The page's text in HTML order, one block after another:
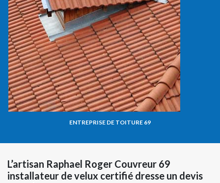
ENTREPRISE DE TOITURE 69
L’artisan Raphael Roger Couvreur 69
installateur de velux certifié dresse un devis